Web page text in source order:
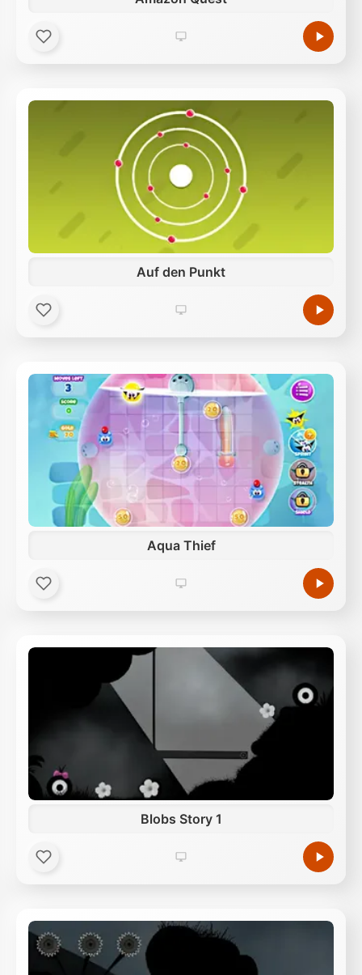
Auf den Punkt
Aqua Thief
Blobs Story 1